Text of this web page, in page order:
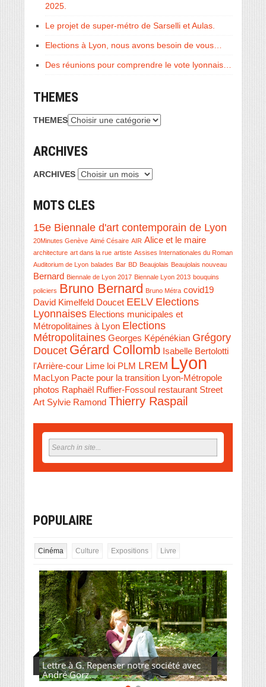
2025.
Le projet de super-métro de Sarselli et Aulas.
Elections à Lyon, nous avons besoin de vous…
Des réunions pour comprendre le vote lyonnais…
THEMES
THEMES
ARCHIVES
ARCHIVES
MOTS CLES
15e Biennale d'art contemporain de Lyon
20Minutes Genève Aimé Césaire AIR Alice et le maire
architecture art dans la rue artiste Assises Internationales du Roman
Auditorium de Lyon balades Bar BD Beaujolais Beaujolais nouveau
Bernard Biennale de Lyon 2017 Biennale Lyon 2013 bouquins
policiers Bruno Bernard Bruno Métra covid19
David Kimelfeld Doucet EELV Elections
Lyonnaises Elections municipales et
Métropolitaines à Lyon Elections
Métropolitaines Georges Képénékian Grégory
Doucet Gérard Collomb Isabelle Bertolotti
l'Arrière-cour Lime loi PLM LREM Lyon
MacLyon Pacte pour la transition Lyon-Métropole
photos Raphaël Ruffier-Fossoul restaurant Street
Art Sylvie Ramond Thierry Raspail
POPULAIRE
Cinéma Culture Expositions Livre
« Alice et le Maire » : Fabrice Luchini
impeccable en politicien vieillissant et à
court d’idées.